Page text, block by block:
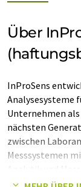
Über
InProSens
Analysesysteme
Unternehmen
nächsten
zwischen
Messsystemen
mit den